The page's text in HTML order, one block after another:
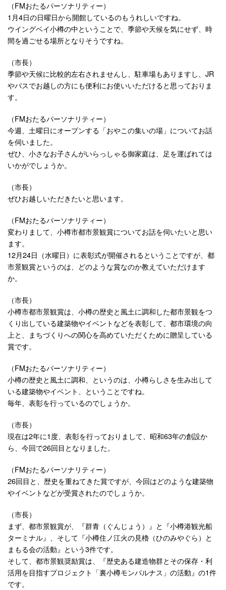
（FMおたるパーソナリティー）
1月4日の日曜日から開館しているのもうれしいですね。
ウイングベイ小樽の中ということで、季節や天候を気にせず、時
間を過ごせる場所となりそうですね。
（市長）
季節や天候に比較的左右されませんし、駐車場もありますし、JR
やバスでお越しの方にも便利にお使いいただけると思っておりま
す。
（FMおたるパーソナリティー）
今週、土曜日にオープンする「おやこの集いの場」についてお話
を伺いました。
ぜひ、小さなお子さんがいらっしゃる御家庭は、足を運ばれては
いかがでしょうか。
（市長）
ぜひお越しいただきたいと思います。
（FMおたるパーソナリティー）
変わりまして、小樽市都市景観賞についてお話を伺いたいと思い
ます。
12月24日（水曜日）に表彰式が開催されるということですが、都
市景観賞というのは、どのような賞なのか教えていただけます
か。
（市長）
小樽市都市景観賞は、小樽の歴史と風土に調和した都市景観をつ
くり出している建築物やイベントなどを表彰して、都市環境の向
上と、まちづくりへの関心を高めていただくために贈呈している
賞です。
（FMおたるパーソナリティー）
小樽の歴史と風土に調和、というのは、小樽らしさを生み出して
いる建築物やイベント、ということですね。
毎年、表彰を行っているのでしょうか。
（市長）
現在は2年に1度、表彰を行っておりまして、昭和63年の創設か
ら、今回で26回目となりました。
（FMおたるパーソナリティー）
26回目と、歴史を重ねてきた賞ですが、今回はどのような建築物
やイベントなどが受賞されたのでしょうか。
（市長）
まず、都市景観賞が、『群青（ぐんじょう）』と『小樽港観光船
ターミナル』、そして『小樽住ノ江火の見櫓（ひのみやぐら）と
まもる会の活動』という3件です。
そして、都市景観奨励賞は、『歴史ある建造物群とその保存・利
活用を目指すプロジェクト「裏小樽モンパルナス」の活動』の1件
です。